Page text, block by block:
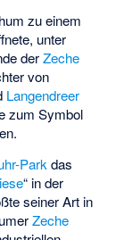
zu einem
unter
derZeche
von
Langendreer
zum Symbol
Park das
“ in der
seiner Art in
Zeche